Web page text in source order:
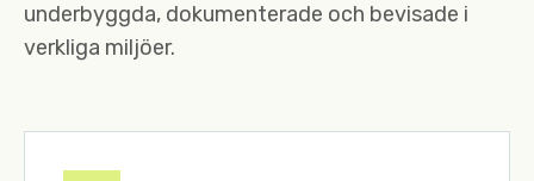
underbyggda, dokumenterade och bevisade i
verkliga miljöer.